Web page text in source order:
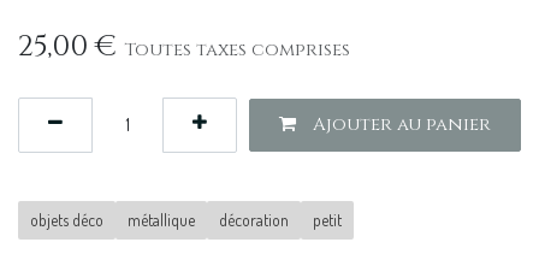
25,00€ Toutes taxes comprises
Ajouter au panier
objets déco métallique décoration petit